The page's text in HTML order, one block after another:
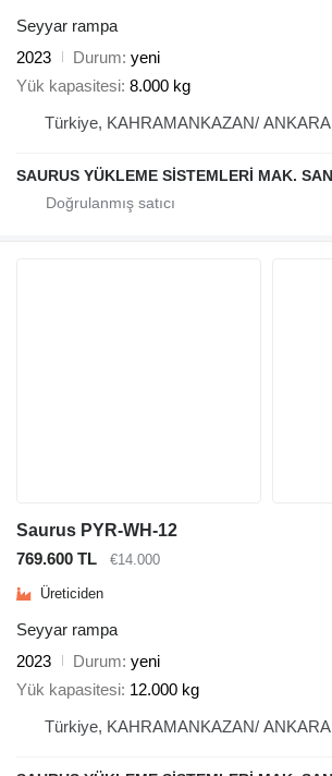
Seyyar rampa
2023
Durum yeni
Yük kapasitesi 8.000 kg
Türkiye, KAHRAMANKAZAN/ ANKARA
Saurus PYR-WH-12
769.600 TL
€14.000
Üreticiden
Seyyar rampa
2023
Durum yeni
Yük kapasitesi 12.000 kg
Türkiye, KAHRAMANKAZAN/ ANKARA